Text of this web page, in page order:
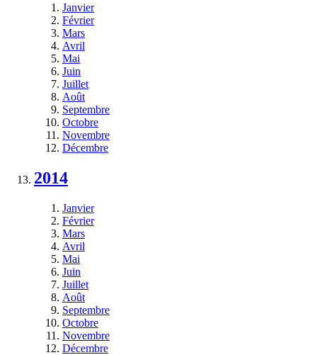
Janvier
Février
Mars
Avril
Mai
Juin
Juillet
Août
Septembre
Octobre
Novembre
Décembre
2014
Janvier
Février
Mars
Avril
Mai
Juin
Juillet
Août
Septembre
Octobre
Novembre
Décembre